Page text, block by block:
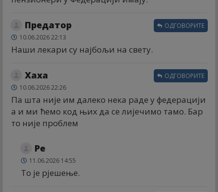
Предатор
10.06.2026 22:13
Наши лекари су најбољи на свету.
ОДГОВОРИТЕ
Хаха
10.06.2026 22:26
Па шта није им далеко нека раде у федерацији
а и ми ћемо код њих да се лијечимо тамо. Бар
то није проблем
ОДГОВОРИТЕ
Ре
11.06.2026 14:55
То је рјешење.